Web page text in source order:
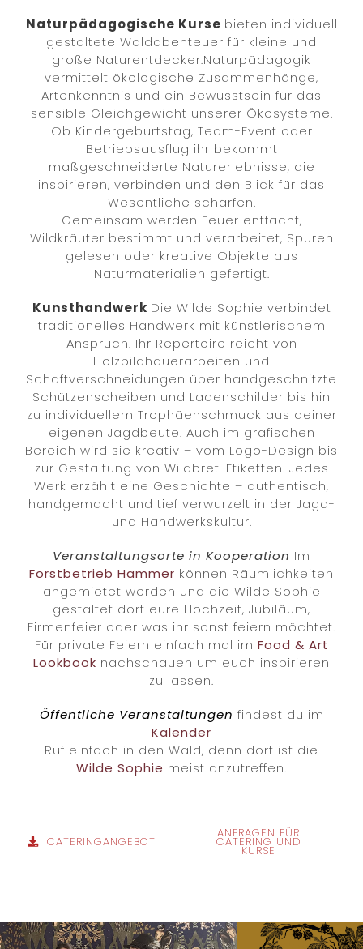
Naturpädagogische Kurse bieten individuell
gestaltete Waldabenteuer für kleine und
große Naturentdecker.Naturpädagogik
vermittelt ökologische Zusammenhänge,
Artenkenntnis und ein Bewusstsein für das
sensible Gleichgewicht unserer Ökosysteme.
Ob Kindergeburtstag, Team-Event oder
Betriebsausflug ihr bekommt
maßgeschneiderte Naturerlebnisse, die
inspirieren, verbinden und den Blick für das
Wesentliche schärfen.
Gemeinsam werden Feuer entfacht,
Wildkräuter bestimmt und verarbeitet, Spuren
gelesen oder kreative Objekte aus
Naturmaterialien gefertigt.
Kunsthandwerk Die Wilde Sophie verbindet
traditionelles Handwerk mit künstlerischem
Anspruch. Ihr Repertoire reicht von
Holzbildhauerarbeiten und
Schaftverschneidungen über handgeschnitzte
Schützenscheiben und Ladenschilder bis hin
zu individuellem Trophäenschmuck aus deiner
eigenen Jagdbeute. Auch im grafischen
Bereich wird sie kreativ – vom Logo-Design bis
zur Gestaltung von Wildbret-Etiketten. Jedes
Werk erzählt eine Geschichte – authentisch,
handgemacht und tief verwurzelt in der Jagd-
und Handwerkskultur.
Veranstaltungsorte in Kooperation Im
Forstbetrieb Hammer können Räumlichkeiten
angemietet werden und die Wilde Sophie
gestaltet dort eure Hochzeit, Jubiläum,
Firmenfeier oder was ihr sonst feiern möchtet.
Für private Feiern einfach mal im Food & Art
Lookbook nachschauen um euch inspirieren
zu lassen.
Öffentliche Veranstaltungen findest du im
Kalender
Ruf einfach in den Wald, denn dort ist die
Wilde Sophie meist anzutreffen.
CATERINGANGEBOT
ANFRAGEN FÜR
CATERING UND
KURSE